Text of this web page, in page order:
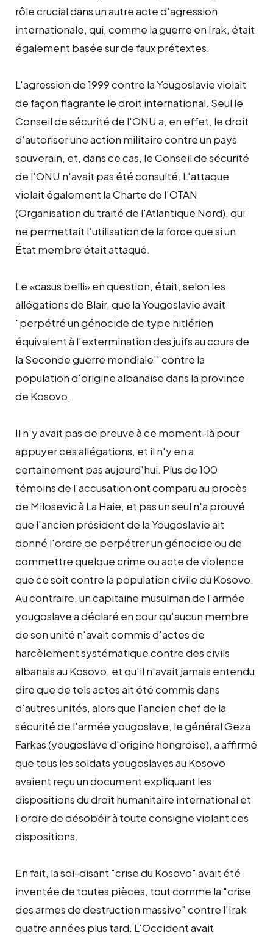
rôle crucial dans un autre acte d'agression
internationale, qui, comme la guerre en Irak, était
également basée sur de faux prétextes.
L'agression de 1999 contre la Yougoslavie violait
de façon flagrante le droit international. Seul le
Conseil de sécurité de l'ONU a, en effet, le droit
d'autoriser une action militaire contre un pays
souverain, et, dans ce cas, le Conseil de sécurité
de l'ONU n'avait pas été consulté. L'attaque
violait également la Charte de l'OTAN
(Organisation du traité de l'Atlantique Nord), qui
ne permettait l'utilisation de la force que si un
État membre était attaqué.
Le «casus belli» en question, était, selon les
allégations de Blair, que la Yougoslavie avait
"perpétré un génocide de type hitlérien
équivalent à l'extermination des juifs au cours de
la Seconde guerre mondiale'' contre la
population d'origine albanaise dans la province
de Kosovo.
Il n'y avait pas de preuve à ce moment-là pour
appuyer ces allégations, et il n'y en a
certainement pas aujourd'hui. Plus de 100
témoins de l'accusation ont comparu au procès
de Milosevic à La Haie, et pas un seul n'a prouvé
que l'ancien président de la Yougoslavie ait
donné l'ordre de perpétrer un génocide ou de
commettre quelque crime ou acte de violence
que ce soit contre la population civile du Kosovo.
Au contraire, un capitaine musulman de l'armée
yougoslave a déclaré en cour qu'aucun membre
de son unité n'avait commis d'actes de
harcèlement systématique contre des civils
albanais au Kosovo, et qu'il n'avait jamais entendu
dire que de tels actes ait été commis dans
d'autres unités, alors que l'ancien chef de la
sécurité de l'armée yougoslave, le général Geza
Farkas (yougoslave d'origine hongroise), a affirmé
que tous les soldats yougoslaves au Kosovo
avaient reçu un document expliquant les
dispositions du droit humanitaire international et
l'ordre de désobéir à toute consigne violant ces
dispositions.
En fait, la soi-disant "crise du Kosovo" avait été
inventée de toutes pièces, tout comme la "crise
des armes de destruction massive" contre l'Irak
quatre années plus tard. L'Occident avait